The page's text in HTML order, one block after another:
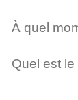
À quel
Quel est